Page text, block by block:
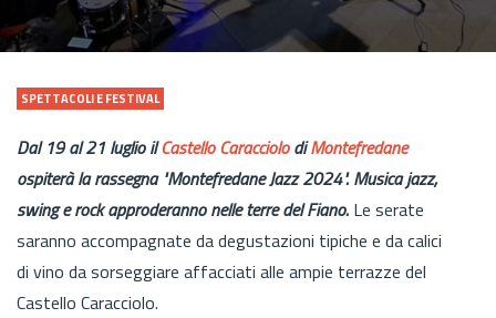
SPETTACOLI E FESTIVAL
Dal 19 al 21 luglio ilCastello CaracciolodiMontefredane
ospiterà la rassegna "Montefredane Jazz 2024". Musica jazz,
swing e rock approderanno nelle terre del Fiano. Le serate
saranno accompagnate da degustazioni tipiche e da calici
di vino da sorseggiare affacciati alle ampie terrazze del
Castello Caracciolo.